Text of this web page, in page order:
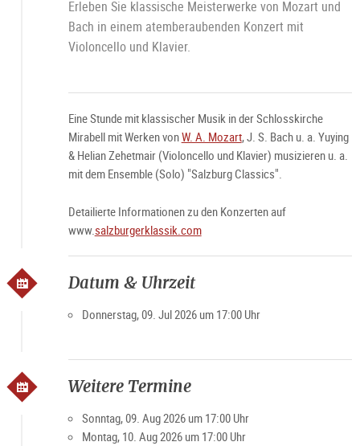
Erleben Sie klassische Meisterwerke von Mozart und
Bach in einem atemberaubenden Konzert mit
Violoncello und Klavier.
Eine Stunde mit klassischer Musik in der Schlosskirche
Mirabell mit Werken vonW. A. Mozart, J. S. Bach u. a. Yuying
& Helian Zehetmair (Violoncello und Klavier) musizieren u. a.
mit dem Ensemble (Solo) "Salzburg Classics".
Detailierte Informationen zu den Konzerten auf
www.salzburgerklassik.com
Datum & Uhrzeit
Donnerstag, 09. Jul 2026 um 17:00 Uhr
Weitere Termine
Sonntag, 09. Aug 2026 um 17:00 Uhr
Montag, 10. Aug 2026 um 17:00 Uhr